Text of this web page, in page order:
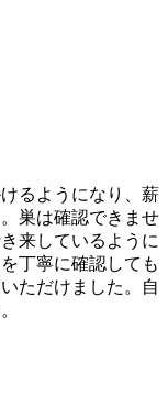
るようになり、薪
巣は確認できませ
来しているように
丁寧に確認しても
ただけました。自